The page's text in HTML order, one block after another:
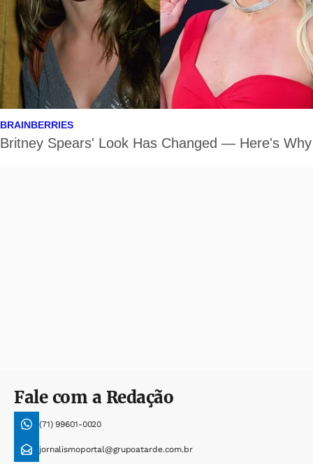
Fale com a Redação
(71) 99601-0020
jornalismoportal@grupoatarde.com.br